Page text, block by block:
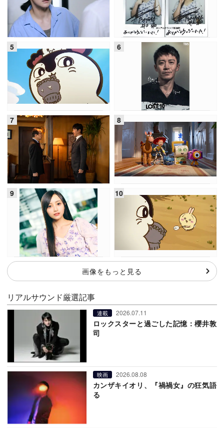
画像をもっと見る
リアルサウンド厳選記事
連載 2026.07.11
ロックスターと過ごした記憶：櫻井敦
司
映画 2026.08.08
カンザキイオリ、『禍禍女』の狂気語
る